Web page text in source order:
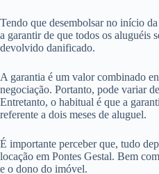
Tendo que desembolsar no início
a garantir de que todos os aluguéis
devolvido danificado.
A garantia é um valor combinado
negociação. Portanto, pode variar
Entretanto, o habitual é que a
referente a dois meses de aluguel.
É importante perceber que, tudo
locação em Pontes Gestal. Bem
e o dono do imóvel.